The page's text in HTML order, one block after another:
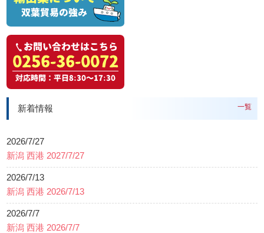
新着情報 一覧
2026/7/27
新潟 西港 2027/7/27
2026/7/13
新潟 西港 2026/7/13
2026/7/7
新潟 西港 2026/7/7